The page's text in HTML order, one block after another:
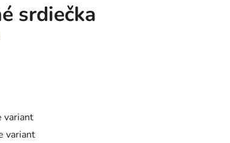
srdiečka
variant
variant